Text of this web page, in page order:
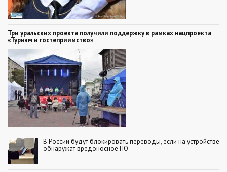
Три уральских проекта получили поддержку в рамках нацпроекта
«Туризм и гостеприимство»
В России будут блокировать переводы, если на устройстве
обнаружат вредоносное ПО